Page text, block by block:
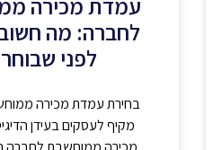
לחברה: מה
לפני
בחירת עמדת מכירה
מקיף לעסקים בעידן